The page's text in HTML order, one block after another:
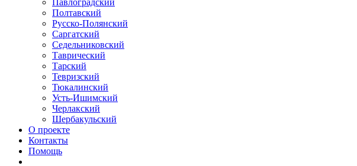
Павлоградский
Полтавский
Русско-Полянский
Саргатский
Седельниковский
Таврический
Тарский
Тевризский
Тюкалинский
Усть-Ишимский
Черлакский
Шербакульский
О проекте
Контакты
Помощь